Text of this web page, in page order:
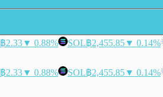
฿2.33▼ 0.88% SOL฿2,455.85▼ 0.14%
฿2.33▼ 0.88% SOL฿2,455.85▼ 0.14%